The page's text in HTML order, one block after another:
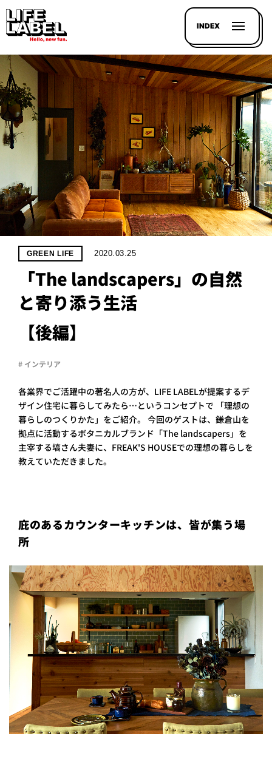
INDEX
記事を
探す
LL
HOUSE
LINE-
PROJECT
ついて
はい
いいえ
お問い
バシー
ポリシ
ー
採用情
GREEN LIFE 2020.03.25
「The landscapers」の自然
と寄り添う生活
【後編】
# インテリア
各業界でご活躍中の著名人の方が、LIFE LABELが提案するデ
ザイン住宅に暮らしてみたら…というコンセプトで 「理想の
暮らしのつくりかた」をご紹介。 今回のゲストは、鎌倉山を
拠点に活動するボタニカルブランド「The landscapers」を
主宰する塙さん夫妻に、FREAK'S HOUSEでの理想の暮らしを
教えていただきました。
庇のあるカウンターキッチンは、皆が集う場
所